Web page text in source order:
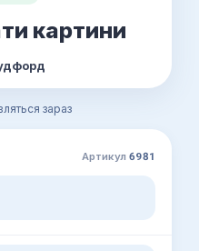
картини
зараз
Артикул6981